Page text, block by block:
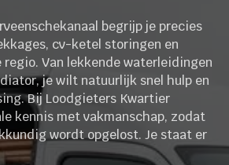
begrijp je precies
cv-ketel storingen en
Van lekkende waterleidingen
je wilt natuurlijk snel hulp en
Bij Loodgieters Kwartier
kennis met vakmanschap, zodat
wordt opgelost. Je staat er